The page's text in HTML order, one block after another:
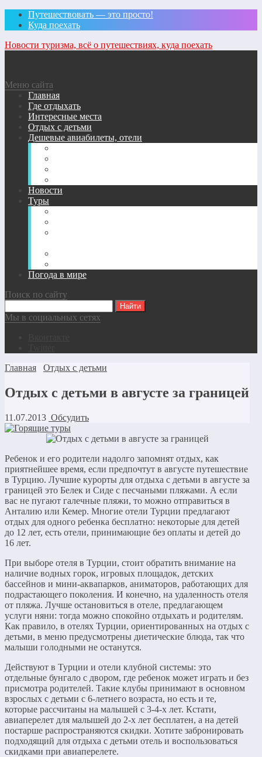
Путешествовать — это просто!
Куда поехать
Новости туризма, всё о путешествиях, куда поехать
Меню сайта
Главная
Где отдыхать
Интересные места
Отдых с детьми
Дешевые авиабилеты, отели
Новости
Туры
Погода в мире
Поиск по сайту
Мы в социальных сетях
Главная
Отдых с детьми
Отдых с детьми в августе за границей
11.07.2013 Обсудить
Ребенок и его родители надолго запомнят отдых, как
приятнейшее время, если предпочтут в августе путешествие
в Турцию. Лучшие курорты для отдыха с детьми в августе за
границей это Белек и Сиде с песчаными пляжами. А если
вас не пугают галечные пляжи, то можно отправиться в
Анталию или Кемер. Многие отели Турции предлагают
отдых для одного ребенка бесплатно: некоторые для детей
до 12 лет, есть отели, принимающие без оплаты и детей до
16 лет.
При выборе отеля в Турции, стоит обратить внимание на
наличие водных горок, игровых площадок, детских
бассейнов и мини-аквапарков, аниматоров, работающих для
подрастающего поколения. И конечно, на удаленность отеля
от пляжа. Лучше остановиться в отеле, предлагающем
услуги няни: тогда можно спокойно отдыхать и родителям.
Как правило, в отелях Турции, ориентированных на отдых с
детьми, в меню предусмотрены диетические блюда, так что
малыши голодными не останутся.
Действуют в Турции и отели клубной системы: это
отдельные бунгало с двором, где ребенок может играть и без
присмотра родителей. Такие клубы принимают в основном
взрослых с детьми с 6-летнего возраста, но есть и те,
которые рассчитаны на малышей с 3-4-х лет. Кстати,
авиаперелет для малышей до 2-х лет бесплатен, а на детей
постарше распространяются скидки. Хотите забронировать
подходящий для отдыха с детьми отель и воспользоваться
скидками при авиаперелете.